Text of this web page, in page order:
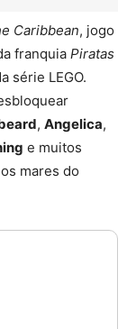
Caribbean, jogo
franquia Piratas
série LEGO.
, Angelica,
e muitos
mares do